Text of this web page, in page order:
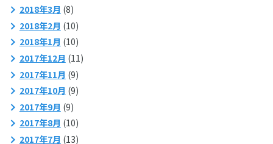
2018年3月 (8)
2018年2月 (10)
2018年1月 (10)
2017年12月 (11)
2017年11月 (9)
2017年10月 (9)
2017年9月 (9)
2017年8月 (10)
2017年7月 (13)